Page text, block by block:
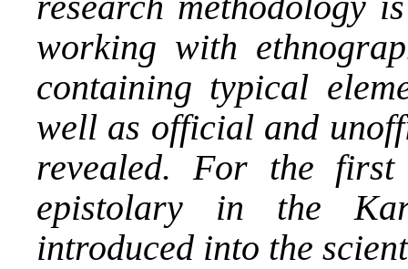
working with
containing typical
well as official and
revealed. For the
epistolary in the
introduced into the